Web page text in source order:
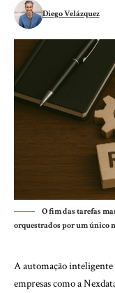
Diego Velázquez
O fim das tarefas
orquestrados por um único
A automação inteligente
empresas como a